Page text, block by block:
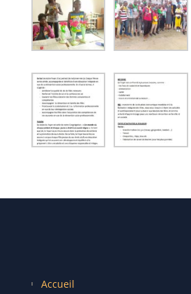
Accueil